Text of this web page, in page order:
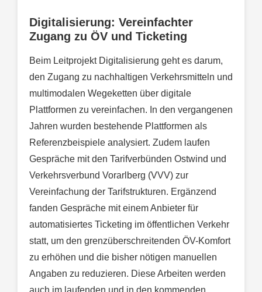
Digitalisierung: Vereinfachter
Zugang zu ÖV und Ticketing
Beim Leitprojekt Digitalisierung geht es darum,
den Zugang zu nachhaltigen Verkehrsmitteln und
multimodalen Wegeketten über digitale
Plattformen zu vereinfachen. In den vergangenen
Jahren wurden bestehende Plattformen als
Referenzbeispiele analysiert. Zudem laufen
Gespräche mit den Tarifverbünden Ostwind und
Verkehrsverbund Vorarlberg (VVV) zur
Vereinfachung der Tarifstrukturen. Ergänzend
fanden Gespräche mit einem Anbieter für
automatisiertes Ticketing im öffentlichen Verkehr
statt, um den grenzüberschreitenden ÖV-Komfort
zu erhöhen und die bisher nötigen manuellen
Angaben zu reduzieren. Diese Arbeiten werden
auch im laufenden und in den kommenden